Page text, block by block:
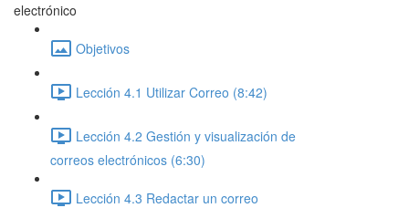
electrónico
Objetivos
Lección 4.1 Utilizar Correo (8:42)
Lección 4.2 Gestión y visualización de
correos electrónicos (6:30)
Lección 4.3 Redactar un correo